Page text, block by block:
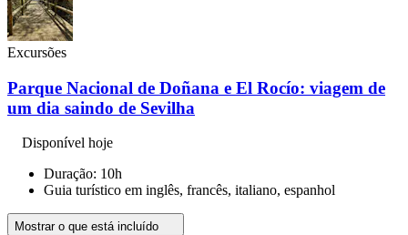
Excursões
Parque Nacional de Doñana e El Rocío: viagem de
um dia saindo de Sevilha
Disponível hoje
Duração: 10h
Guia turístico em inglês, francês, italiano, espanhol
Mostrar o que está incluído